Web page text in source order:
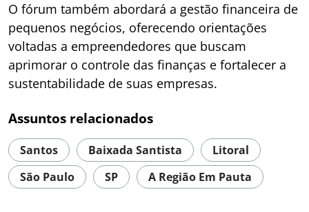
O fórum também abordará a gestão financeira de
pequenos negócios, oferecendo orientações
voltadas a empreendedores que buscam
aprimorar o controle das finanças e fortalecer a
sustentabilidade de suas empresas.
Assuntos relacionados
Santos Baixada Santista
Litoral
São Paulo
SP A Região Em Pauta